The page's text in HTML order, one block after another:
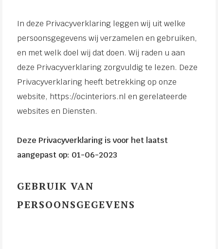
In deze Privacyverklaring leggen wij uit welke
persoonsgegevens wij verzamelen en gebruiken,
en met welk doel wij dat doen. Wij raden u aan
deze Privacyverklaring zorgvuldig te lezen. Deze
Privacyverklaring heeft betrekking op onze
website, https://ocinteriors.nl en gerelateerde
websites en Diensten.
Deze Privacyverklaring is voor het laatst
aangepast op: 01-06-2023
GEBRUIK VAN
PERSOONSGEGEVENS